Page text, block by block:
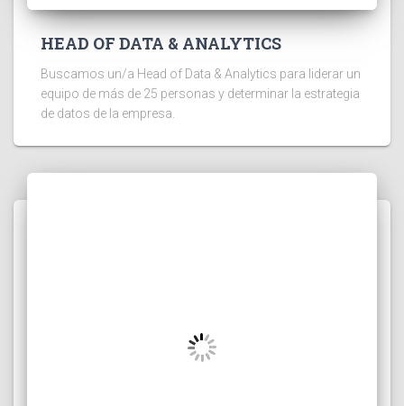
HEAD OF DATA & ANALYTICS
Buscamos un/a Head of Data & Analytics para liderar un
equipo de más de 25 personas y determinar la estrategia
de datos de la empresa.